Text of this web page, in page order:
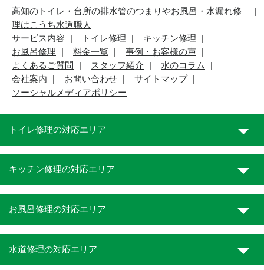
高知のトイレ・台所の排水管のつまりやお風呂・水漏れ修
理はこうち水道職人
サービス内容
トイレ修理
キッチン修理
お風呂修理
料金一覧
事例・お客様の声
よくあるご質問
スタッフ紹介
水のコラム
会社案内
お問い合わせ
サイトマップ
ソーシャルメディアポリシー
トイレ修理の対応エリア
キッチン修理の対応エリア
お風呂修理の対応エリア
水道修理の対応エリア